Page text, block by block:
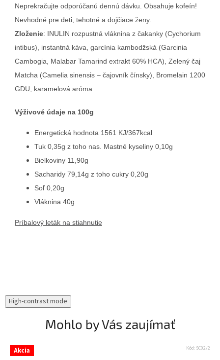
Neprekračujte odporúčanú dennú dávku. Obsahuje kofeín!
Nevhodné pre deti, tehotné a dojčiace ženy.
Zloženie: INULIN rozpustná vláknina z čakanky (Cychorium
intibus), instantná káva, garcínia kambodžská (Garcinia
Cambogia, Malabar Tamarind extrakt 60% HCA), Zelený čaj
Matcha (Camelia sinensis – čajovník čínsky), Bromelain 1200
GDU, karamelová aróma
Výživové údaje na 100g
Energetická hodnota 1561 KJ/367kcal
Tuk 0,35g z toho nas. Mastné kyseliny 0,10g
Bielkoviny 11,90g
Sacharidy 79,14g z toho cukry 0,20g
Soľ 0,20g
Vláknina 40g
Príbalový leták na stiahnutie
High-contrast mode
Mohlo by Vás zaujímať
Akcia Kód: SC02/2